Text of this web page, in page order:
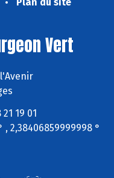
Plan du site
Vert
19 01
, 2,38406859999998 °